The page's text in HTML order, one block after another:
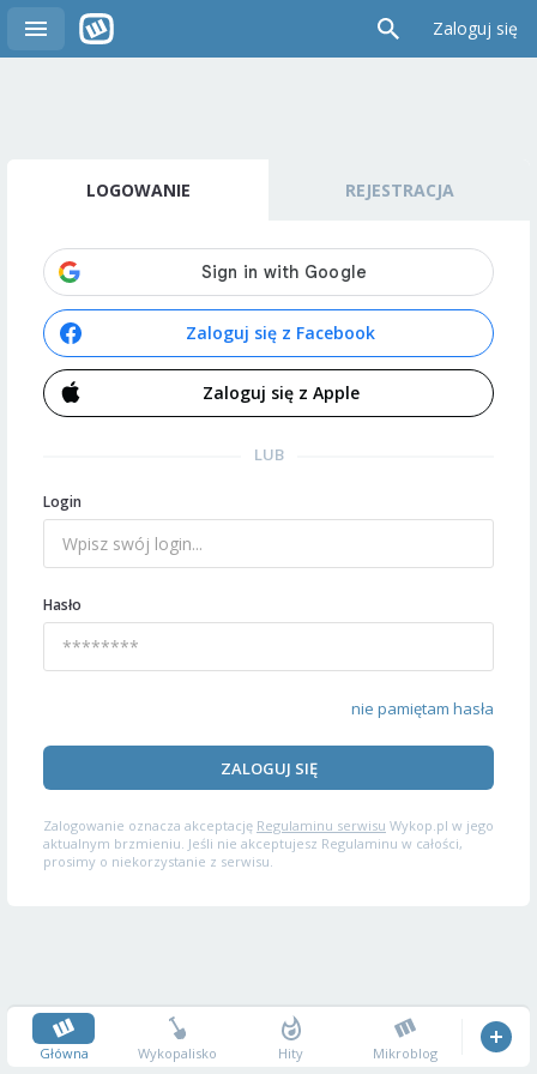
Zaloguj się
LOGOWANIE REJESTRACJA
Zaloguj się z Facebook
Zaloguj się z Apple
LUB
Login
Hasło
nie pamiętam hasła
ZALOGUJ SIĘ
Zalogowanie oznacza akceptację Regulaminu serwisu Wykop.pl w jego
aktualnym brzmieniu. Jeśli nie akceptujesz Regulaminu w całości,
prosimy o niekorzystanie z serwisu.
Główna Wykopalisko Hity Mikroblog